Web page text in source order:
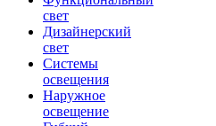
свет
Дизайнерский
свет
Системы
освещения
Наружное
освещение